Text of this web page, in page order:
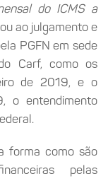
do ICMS a
ao julgamento e
PGFN em sede
Carf, como os
de 2019, e o
o entendimento
forma como são
pelas